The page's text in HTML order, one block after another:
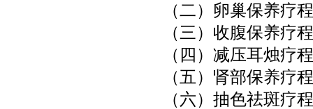
（二）卵巢保养疗程
（三）收腹保养疗程
（四）减压耳烛疗程
（五）肾部保养疗程
（六）抽色祛斑疗程